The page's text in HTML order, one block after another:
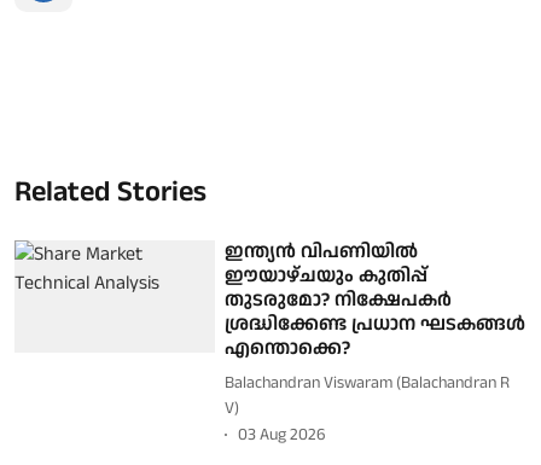
Related Stories
ഇന്ത്യൻ വിപണിയിൽ
ഈയാഴ്ചയും കുതിപ്പ്
തുടരുമോ? നിക്ഷേപകർ
ശ്രദ്ധിക്കേണ്ട പ്രധാന ഘടകങ്ങൾ
എന്തൊക്കെ?
Balachandran Viswaram (Balachandran R
V)
03 Aug 2026